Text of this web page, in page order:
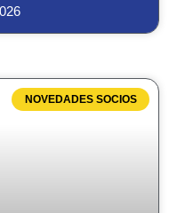
NOVEDADES SOCIOS